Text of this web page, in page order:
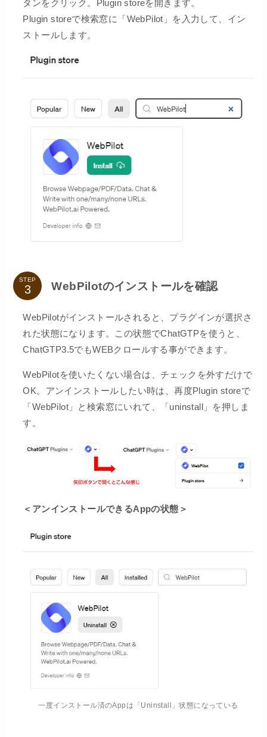
タンをクリック。Plugin storeを開きます。
Plugin storeで検索窓に「WebPilot」を入力して、イン
ストールします。
STEP
WebPilotのインストールを確認
WebPilotがインストールされると、プラグインが選択さ
れた状態になります。この状態でChatGTPを使うと、
ChatGTP3.5でもWEBクロールする事ができます。
WebPilotを使いたくない場合は、チェックを外すだけで
OK。アンインストールしたい時は、再度Plugin storeで
「WebPilot」と検索窓にいれて、「uninstall」を押しま
す。
＜アンインストールできるAppの状態＞
一度インストール済のAppは「Uninstall」状態になっている